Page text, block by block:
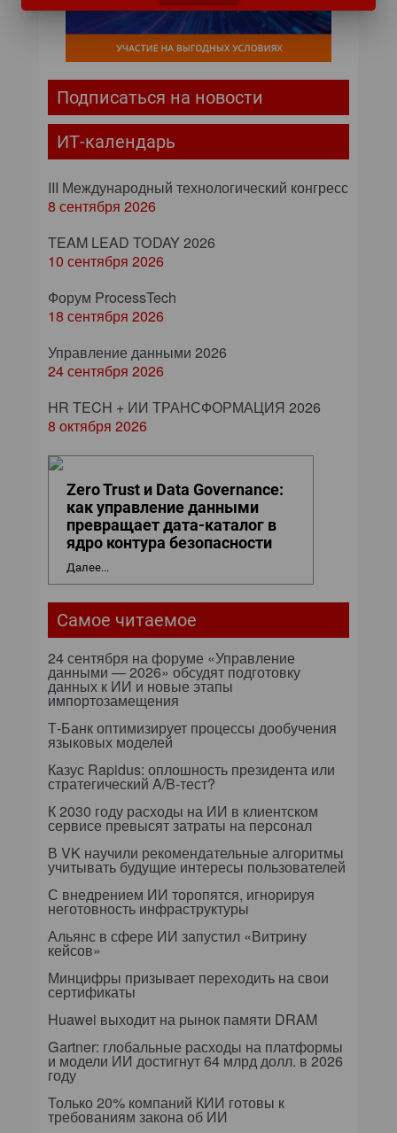
Подписаться на новости
ИТ-календарь
III Международный технологический конгресс
8 сентября 2026
TEAM LEAD TODAY 2026
10 сентября 2026
Форум ProcessTech
18 сентября 2026
Управление данными 2026
24 сентября 2026
HR TECH + ИИ ТРАНСФОРМАЦИЯ 2026
8 октября 2026
Zero Trust и Data Governance:
как управление данными
превращает дата-каталог в
ядро контура безопасности
Далее...
Самое читаемое
24 сентября на форуме «Управление
данными — 2026» обсудят подготовку
данных к ИИ и новые этапы
импортозамещения
Т-Банк оптимизирует процессы дообучения
языковых моделей
Казус Rapidus: оплошность президента или
стратегический A/B-тест?
К 2030 году расходы на ИИ в клиентском
сервисе превысят затраты на персонал
В VK научили рекомендательные алгоритмы
учитывать будущие интересы пользователей
С внедрением ИИ торопятся, игнорируя
неготовность инфраструктуры
Альянс в сфере ИИ запустил «Витрину
кейсов»
Минцифры призывает переходить на свои
сертификаты
Huawei выходит на рынок памяти DRAM
Gartner: глобальные расходы на платформы
и модели ИИ достигнут 64 млрд долл. в 2026
году
Только 20% компаний КИИ готовы к
требованиям закона об ИИ